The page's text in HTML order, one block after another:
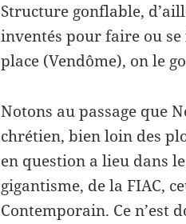
Structure gonflable,
inventés pour faire ou
place (Vendôme), on le
Notons au passage que
chrétien, bien loin des
en question a lieu dans
gigantisme, de la FIAC,
Contemporain. Ce n’est